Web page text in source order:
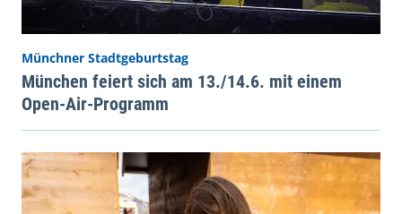
Münchner Stadtgeburtstag
München feiert sich am 13./14.6. mit einem
Open-Air-Programm